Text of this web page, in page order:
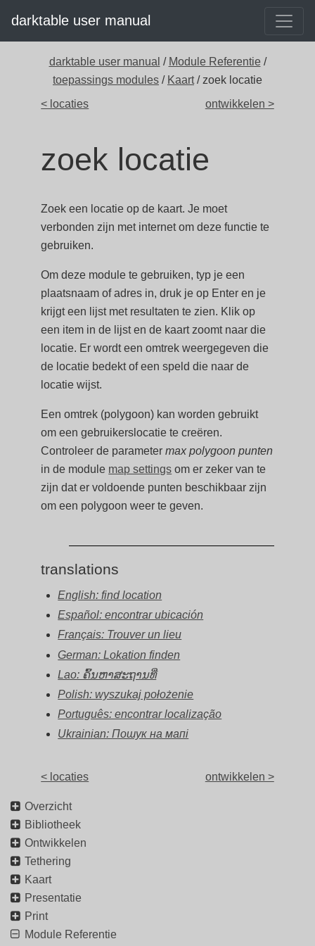
darktable user manual
darktable user manual / Module Referentie /
toepassings modules / Kaart/ zoek locatie
< locaties
ontwikkelen >
zoek locatie
Zoek een locatie op de kaart. Je moet
verbonden zijn met internet om deze functie te
gebruiken.
Om deze module te gebruiken, typ je een
plaatsnaam of adres in, druk je op Enter en je
krijgt een lijst met resultaten te zien. Klik op
een item in de lijst en de kaart zoomt naar die
locatie. Er wordt een omtrek weergegeven die
de locatie bedekt of een speld die naar de
locatie wijst.
Een omtrek (polygoon) kan worden gebruikt
om een gebruikerslocatie te creëren.
Controleer de parametermax polygoon punten
in de module map settings om er zeker van te
zijn dat er voldoende punten beschikbaar zijn
om een polygoon weer te geven.
translations
English: find location
Español: encontrar ubicación
Français: Trouver un lieu
German: Lokation finden
Lao: ຄົ້ນຫາສະຖານທີ່
Polish: wyszukaj położenie
Português: encontrar localização
Ukrainian: Пошук на мапі
< locaties ontwikkelen >
Overzicht
Bibliotheek
Ontwikkelen
Tethering
Kaart
Presentatie
Print
Module Referentie